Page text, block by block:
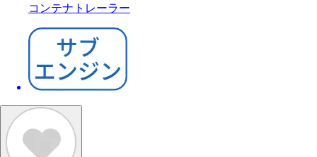
コンテナトレーラー